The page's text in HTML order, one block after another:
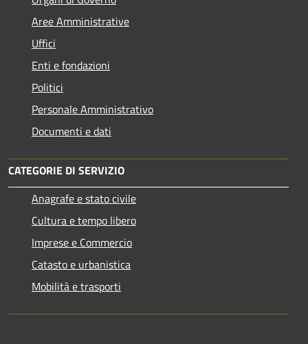
Aree Amministrative
Uffici
Enti e fondazioni
Politici
Personale Amministrativo
Documenti e dati
CATEGORIE DI SERVIZIO
Anagrafe e stato civile
Cultura e tempo libero
Imprese e Commercio
Catasto e urbanistica
Mobilità e trasporti